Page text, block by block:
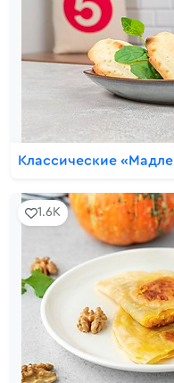
Классические
1.6K